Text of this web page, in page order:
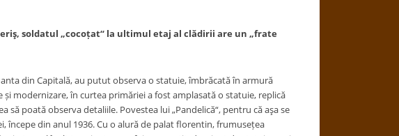
soldatul „cocoțat“ la ultimul etaj al clădirii are un „frate
din Capitală, au putut observa o statuie, îmbrăcată în armură
modernizare, în curtea primăriei a fost amplasată o statuie, replică
poată observa detaliile. Povestea lui „Pandelică“, pentru că aşa se
din anul 1936. Cu o alură de palat florentin, frumusețea